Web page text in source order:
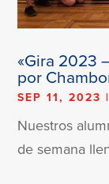
«Gira 2023
por
SEP 11, 2023
Nuestros
de semana